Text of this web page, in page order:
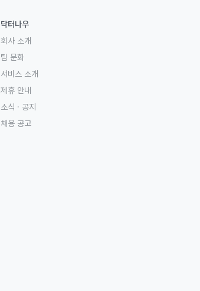
닥터나우
회사 소개
팀 문화
서비스 소개
제휴 안내
소식 · 공지
채용 공고